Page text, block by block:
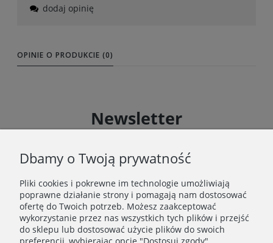
dodaj opinię
OPINIE O PRODUKCIE (0)
Newsletter
zgodnie z Regulaminem akcji promocyjnej
Zapisz się
Zapisując się do Newslettera wyrażasz zgodę na
przetwarzanie Twoich danych osobowych zgodnie z
Polityką prywatności oraz otrzymywanie drogą
elektroniczną informacji handlowej zgodnie z
Dbamy o Twoją prywatność
Pliki cookies i pokrewne im technologie umożliwiają
poprawne działanie strony i pomagają nam dostosować
ofertę do Twoich potrzeb. Możesz zaakceptować
wykorzystanie przez nas wszystkich tych plików i przejść
do sklepu lub dostosować użycie plików do swoich